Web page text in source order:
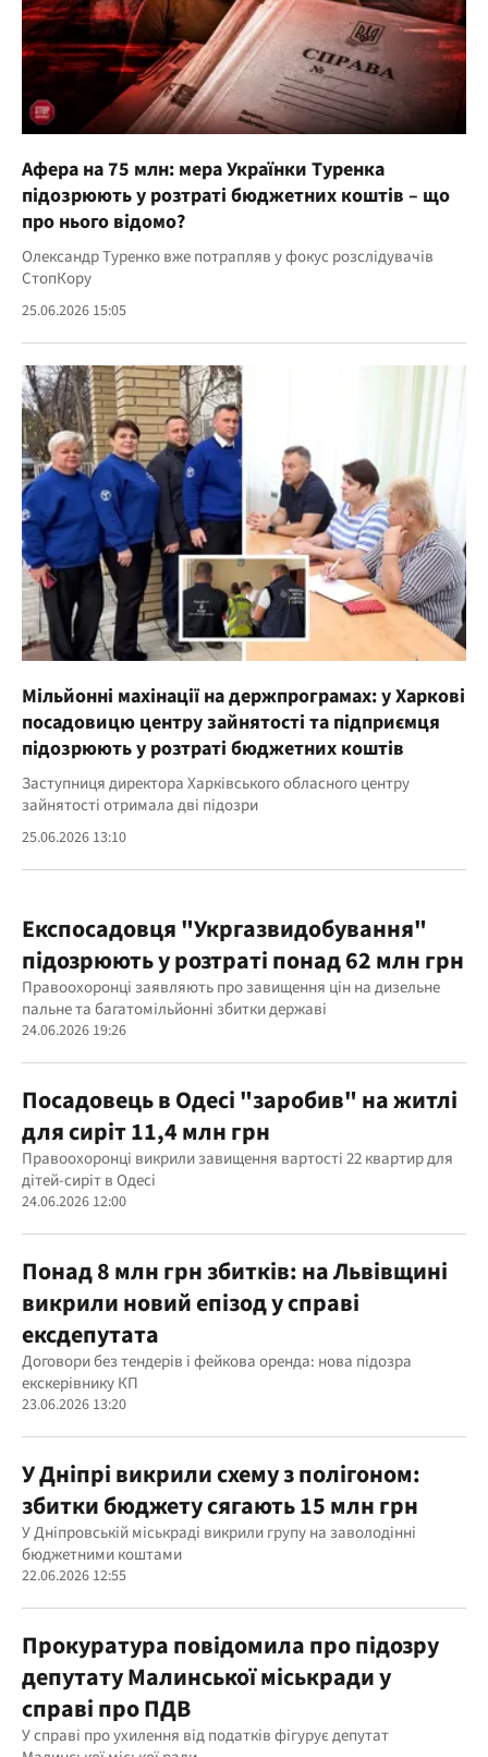
Афера на 75 млн: мера Українки Туренка
підозрюють у розтраті бюджетних коштів – що
про нього відомо?
Олександр Туренко вже потрапляв у фокус розслідувачів
СтопКору
25.06.2026 15:05
Мільйонні махінації на держпрограмах: у Харкові
посадовицю центру зайнятості та підприємця
підозрюють у розтраті бюджетних коштів
Заступниця директора Харківського обласного центру
зайнятості отримала дві підозри
25.06.2026 13:10
Експосадовця "Укргазвидобування"
підозрюють у розтраті понад 62 млн грн
Правоохоронці заявляють про завищення цін на дизельне
пальне та багатомільйонні збитки державі
24.06.2026 19:26
Посадовець в Одесі "заробив" на житлі
для сиріт 11,4 млн грн
Правоохоронці викрили завищення вартості 22 квартир для
дітей-сиріт в Одесі
24.06.2026 12:00
Понад 8 млн грн збитків: на Львівщині
викрили новий епізод у справі
ексдепутата
Договори без тендерів і фейкова оренда: нова підозра
екскерівнику КП
23.06.2026 13:20
У Дніпрі викрили схему з полігоном:
збитки бюджету сягають 15 млн грн
У Дніпровській міськраді викрили групу на заволодінні
бюджетними коштами
22.06.2026 12:55
Прокуратура повідомила про підозру
депутату Малинської міськради у
справі про ПДВ
У справі про ухилення від податків фігурує депутат